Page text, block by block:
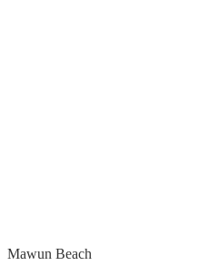
Mawun Beach